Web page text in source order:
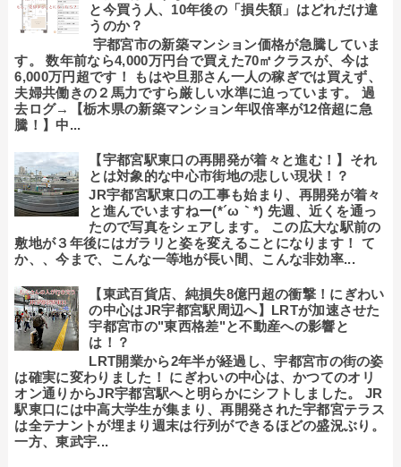
と今買う人、10年後の「損失額」はどれだけ違
うのか？
宇都宮市の新築マンション価格が急騰していま
す。 数年前なら4,000万円台で買えた70㎡クラスが、今は
6,000万円超です！ もはや旦那さん一人の稼ぎでは買えず、
夫婦共働きの２馬力ですら厳しい水準に迫っています。 過
去ログ→【栃木県の新築マンション年収倍率が12倍超に急
騰！】中...
【宇都宮駅東口の再開発が着々と進む！】それ
とは対象的な中心市街地の悲しい現状！？
JR宇都宮駅東口の工事も始まり、再開発が着々
と進んでいますねー(*´ω｀*) 先週、近くを通っ
たので写真をシェアします。 この広大な駅前の
敷地が３年後にはガラリと姿を変えることになります！ て
か、、今まで、こんな一等地が長い間、こんな非効率...
【東武百貨店、純損失8億円超の衝撃！にぎわい
の中心はJR宇都宮駅周辺へ】LRTが加速させた
宇都宮市の"東西格差"と不動産への影響と
は！？
LRT開業から2年半が経過し、宇都宮市の街の姿
は確実に変わりました！ にぎわいの中心は、かつてのオリ
オン通りからJR宇都宮駅へと明らかにシフトしました。 JR
駅東口には中高大学生が集まり、再開発された宇都宮テラス
は全テナントが埋まり週末は行列ができるほどの盛況ぶり。
一方、東武宇...